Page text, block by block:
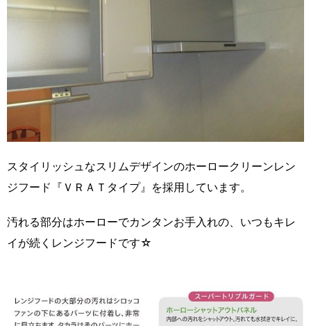
スタイリッシュなスリムデザインのホーロークリーンレン
ジフード『ＶＲＡＴタイプ』を採用しています。
汚れる部分はホーローでカンタンお手入れの、いつもキレ
イが続くレンジフードです☆